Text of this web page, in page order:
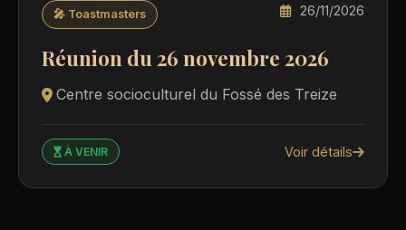
🎤 Toastmasters 26/11/2026
Réunion du 26 novembre 2026
Centre socioculturel du Fossé des Treize
À VENIR Voir détails